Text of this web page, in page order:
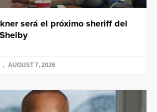
será el próximo sheriff del
AUGUST 7, 2026